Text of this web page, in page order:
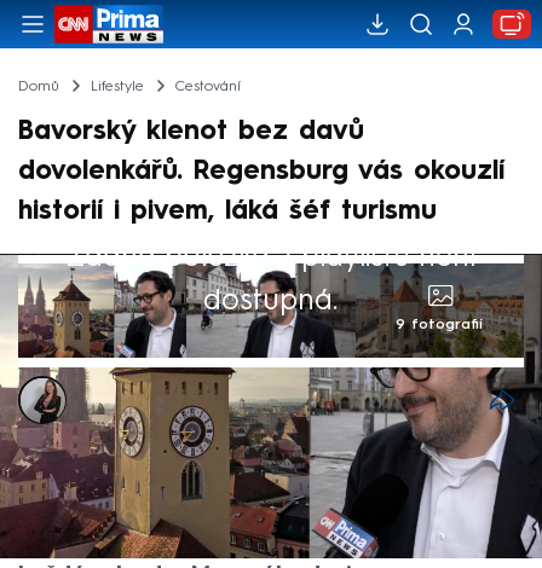
Domů Lifestyle Cestování
Bavorský klenot bez davů
dovolenkářů. Regensburg vás okouzlí
historií i pivem, láká šéf turismu
Žádná položka z playlistu není
dostupná.
9 fotografií
Michaela Vlčková
10. čvn 2026, 23:16
Regensburg patří mezi německá města,
která rozhodně stojí za návštěvu. Město
plné památek, kde na vás historie dýchá na